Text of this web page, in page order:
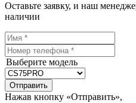
Оставьте заявку, и наш
наличии
Выберите модель
Отправить
Нажав кнопку «Отправить»,